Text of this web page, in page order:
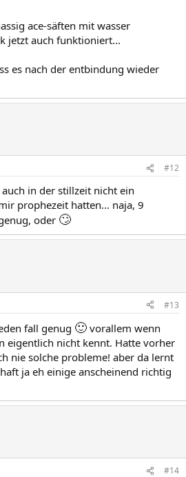
ace-säften mit wasser
jetzt auch funktioniert...
es nach der entbindung wieder
#12
in der stillzeit nicht ein
prophezeit hatten... naja, 9
oder 🙄
#13
fall genug 🙂 vorallem wenn
eigentlich nicht kennt. Hatte vorher
nie solche probleme! aber da lernt
ja eh einige anscheinend richtig
#14